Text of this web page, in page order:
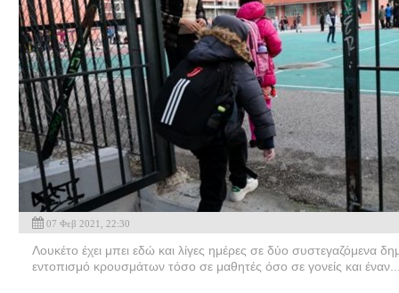
07 Φεβ 2021, 22:30
Λουκέτο έχει μπει εδώ και λίγες ημέρες σε δύο συστεγαζόμενα
εντοπισμό κρουσμάτων τόσο σε μαθητές όσο σε γονείς και